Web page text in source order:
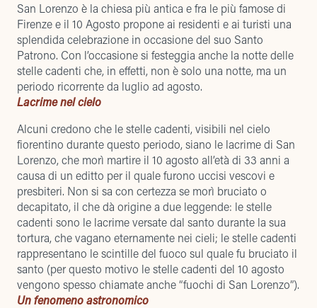
San Lorenzo è la chiesa più antica e fra le più famose di
Firenze e il 10 Agosto propone ai residenti e ai turisti una
splendida celebrazione in occasione del suo Santo
Patrono. Con l’occasione si festeggia anche la notte delle
stelle cadenti che, in effetti, non è solo una notte, ma un
periodo ricorrente da luglio ad agosto.
Lacrime nel cielo
Alcuni credono che le stelle cadenti, visibili nel cielo
fiorentino durante questo periodo, siano le lacrime di San
Lorenzo, che morì martire il 10 agosto all’età di 33 anni a
causa di un editto per il quale furono uccisi vescovi e
presbiteri. Non si sa con certezza se morì bruciato o
decapitato, il che dà origine a due leggende: le stelle
cadenti sono le lacrime versate dal santo durante la sua
tortura, che vagano eternamente nei cieli; le stelle cadenti
rappresentano le scintille del fuoco sul quale fu bruciato il
santo (per questo motivo le stelle cadenti del 10 agosto
vengono spesso chiamate anche “fuochi di San Lorenzo”).
Un fenomeno astronomico